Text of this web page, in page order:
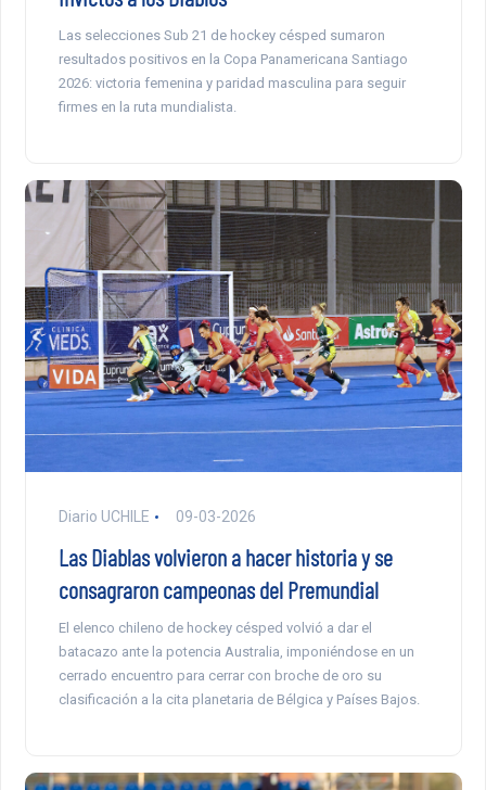
Las selecciones Sub 21 de hockey césped sumaron
resultados positivos en la Copa Panamericana Santiago
2026: victoria femenina y paridad masculina para seguir
firmes en la ruta mundialista.
Diario UCHILE 09-03-2026
Las Diablas volvieron a hacer historia y se
consagraron campeonas del Premundial
El elenco chileno de hockey césped volvió a dar el
batacazo ante la potencia Australia, imponiéndose en un
cerrado encuentro para cerrar con broche de oro su
clasificación a la cita planetaria de Bélgica y Países Bajos.